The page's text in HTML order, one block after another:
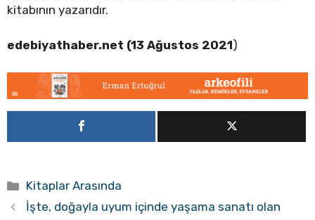
kitabının yazarıdır.
edebiyathaber.net (13 Ağustos 2021)
Kategoriler
Kitaplar Arasında
İşte, doğayla uyum içinde yaşama sanatı olan